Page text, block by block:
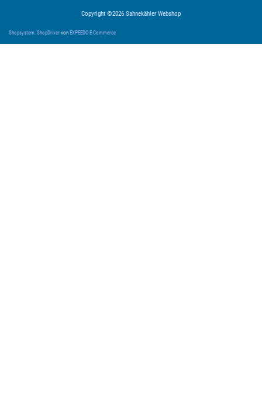
Copyright ©2026 Sahnekähler Webshop
Shopsystem: ShopDriver von EXPEEDO E-Commerce